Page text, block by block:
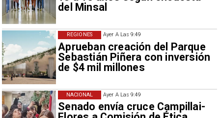
del Minsal
Ayer A Las 9:49
Aprueban creación del Parque
Sebastián Piñera con inversión
de $4 mil millones
REGIONES
Ayer A Las 9:49
Senado envía cruce Campillai-
NACIONAL